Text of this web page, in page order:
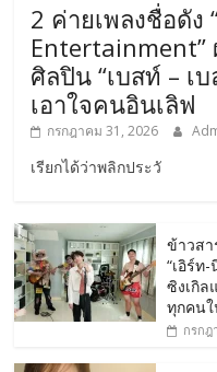
2 ค่ายเพลงชื่อดัง
Entertainment”
ศิลปิน “เบสท์ – เ
เอาใจคนอินเลิฟ
กรกฎาคม 31, 2026
เรียกได้ว่าพลิกประวั
ข้าวส
“เอิร์ท
ซิงเกิล
ทุกคน
กรกฎ